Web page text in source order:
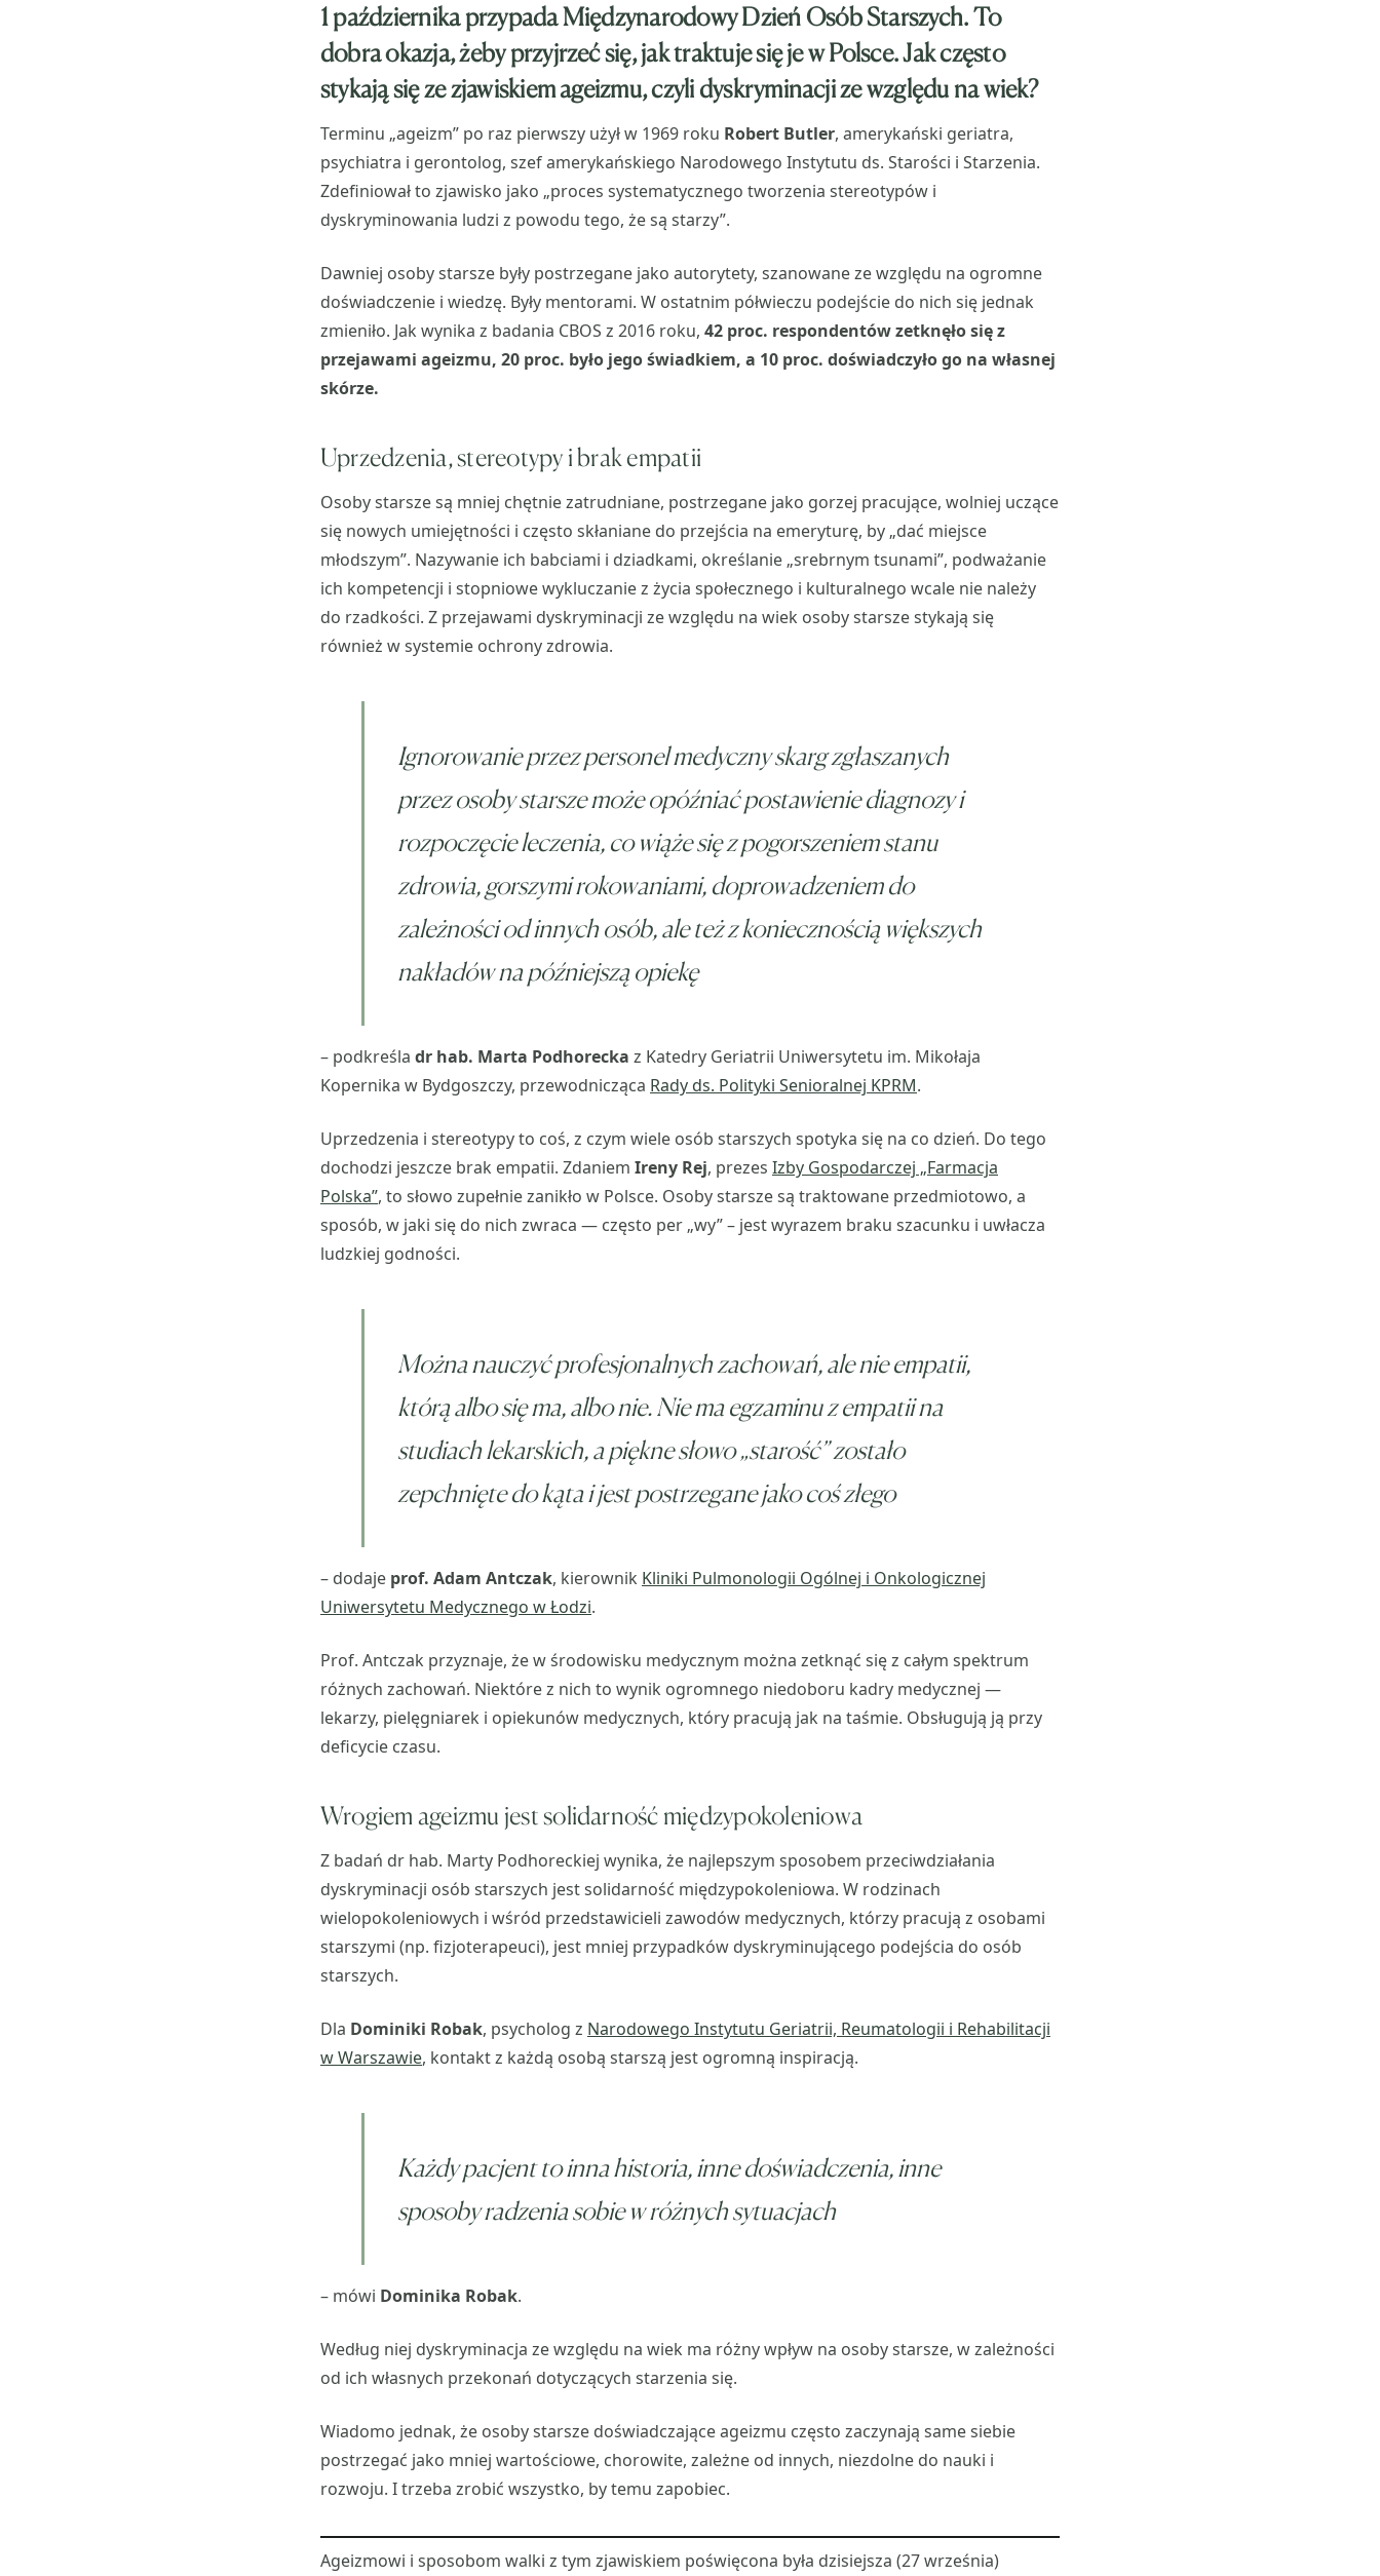
1 października przypada Międzynarodowy Dzień Osób Starszych. To
dobra okazja, żeby przyjrzeć się, jak traktuje się je w Polsce. Jak często
stykają się ze zjawiskiem ageizmu, czyli dyskryminacji ze względu na wiek?
Terminu „ageizm” po raz pierwszy użył w 1969 roku Robert Butler, amerykański geriatra,
psychiatra i gerontolog, szef amerykańskiego Narodowego Instytutu ds. Starości i Starzenia.
Zdefiniował to zjawisko jako „proces systematycznego tworzenia stereotypów i
dyskryminowania ludzi z powodu tego, że są starzy”.
Dawniej osoby starsze były postrzegane jako autorytety, szanowane ze względu na ogromne
doświadczenie i wiedzę. Były mentorami. W ostatnim półwieczu podejście do nich się jednak
zmieniło. Jak wynika z badania CBOS z 2016 roku, 42 proc. respondentów zetknęło się z
przejawami ageizmu, 20 proc. było jego świadkiem, a 10 proc. doświadczyło go na własnej
skórze.
Uprzedzenia, stereotypy i brak empatii
Osoby starsze są mniej chętnie zatrudniane, postrzegane jako gorzej pracujące, wolniej uczące
się nowych umiejętności i często skłaniane do przejścia na emeryturę, by „dać miejsce
młodszym”. Nazywanie ich babciami i dziadkami, określanie „srebrnym tsunami”, podważanie
ich kompetencji i stopniowe wykluczanie z życia społecznego i kulturalnego wcale nie należy
do rzadkości. Z przejawami dyskryminacji ze względu na wiek osoby starsze stykają się
również w systemie ochrony zdrowia.
Ignorowanie przez personel medyczny skarg zgłaszanych
przez osoby starsze może opóźniać postawienie diagnozy i
rozpoczęcie leczenia, co wiąże się z pogorszeniem stanu
zdrowia, gorszymi rokowaniami, doprowadzeniem do
zależności od innych osób, ale też z koniecznością większych
nakładów na późniejszą opiekę
– podkreśla dr hab. Marta Podhorecka z Katedry Geriatrii Uniwersytetu im. Mikołaja
Kopernika w Bydgoszczy, przewodnicząca Rady ds. Polityki Senioralnej KPRM.
Uprzedzenia i stereotypy to coś, z czym wiele osób starszych spotyka się na co dzień. Do tego
dochodzi jeszcze brak empatii. Zdaniem Ireny Rej, prezes Izby Gospodarczej „Farmacja
Polska”, to słowo zupełnie zanikło w Polsce. Osoby starsze są traktowane przedmiotowo, a
sposób, w jaki się do nich zwraca — często per „wy” – jest wyrazem braku szacunku i uwłacza
ludzkiej godności.
Można nauczyć profesjonalnych zachowań, ale nie empatii,
którą albo się ma, albo nie. Nie ma egzaminu z empatii na
studiach lekarskich, a piękne słowo „starość” zostało
zepchnięte do kąta i jest postrzegane jako coś złego
– dodaje prof. Adam Antczak, kierownik Kliniki Pulmonologii Ogólnej i Onkologicznej
Uniwersytetu Medycznego w Łodzi.
Prof. Antczak przyznaje, że w środowisku medycznym można zetknąć się z całym spektrum
różnych zachowań. Niektóre z nich to wynik ogromnego niedoboru kadry medycznej —
lekarzy, pielęgniarek i opiekunów medycznych, który pracują jak na taśmie. Obsługują ją przy
deficycie czasu.
Wrogiem ageizmu jest solidarność międzypokoleniowa
Z badań dr hab. Marty Podhoreckiej wynika, że najlepszym sposobem przeciwdziałania
dyskryminacji osób starszych jest solidarność międzypokoleniowa. W rodzinach
wielopokoleniowych i wśród przedstawicieli zawodów medycznych, którzy pracują z osobami
starszymi (np. fizjoterapeuci), jest mniej przypadków dyskryminującego podejścia do osób
starszych.
Dla Dominiki Robak, psycholog z Narodowego Instytutu Geriatrii, Reumatologii i Rehabilitacji
w Warszawie, kontakt z każdą osobą starszą jest ogromną inspiracją.
Każdy pacjent to inna historia, inne doświadczenia, inne
sposoby radzenia sobie w różnych sytuacjach
– mówi Dominika Robak.
Według niej dyskryminacja ze względu na wiek ma różny wpływ na osoby starsze, w zależności
od ich własnych przekonań dotyczących starzenia się.
Wiadomo jednak, że osoby starsze doświadczające ageizmu często zaczynają same siebie
postrzegać jako mniej wartościowe, chorowite, zależne od innych, niezdolne do nauki i
rozwoju. I trzeba zrobić wszystko, by temu zapobiec.
Ageizmowi i sposobom walki z tym zjawiskiem poświęcona była dzisiejsza (27 września)